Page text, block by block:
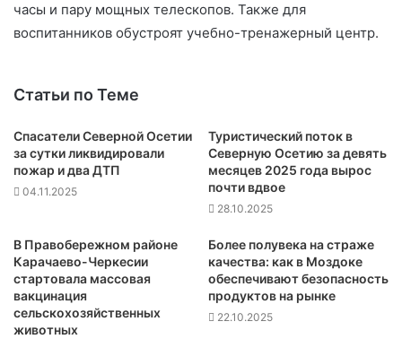
часы и пару мощных телескопов. Также для
воспитанников обустроят учебно-тренажерный центр.
Статьи по Теме
Спасатели Северной Осетии
за сутки ликвидировали
пожар и два ДТП
04.11.2025
Туристический поток в
Северную Осетию за девять
месяцев 2025 года вырос
почти вдвое
28.10.2025
В Правобережном районе
Карачаево-Черкесии
стартовала массовая
вакцинация
сельскохозяйственных
животных
Более полувека на страже
качества: как в Моздоке
обеспечивают безопасность
продуктов на рынке
22.10.2025